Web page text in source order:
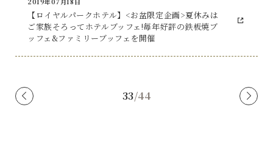
【ロイヤルパークホテル】<お盆限定企画>夏休みは
ご家族そろってホテルブッフェ!毎年好評の鉄板焼ブ
ッフェ&ファミリーブッフェを開催
33/44